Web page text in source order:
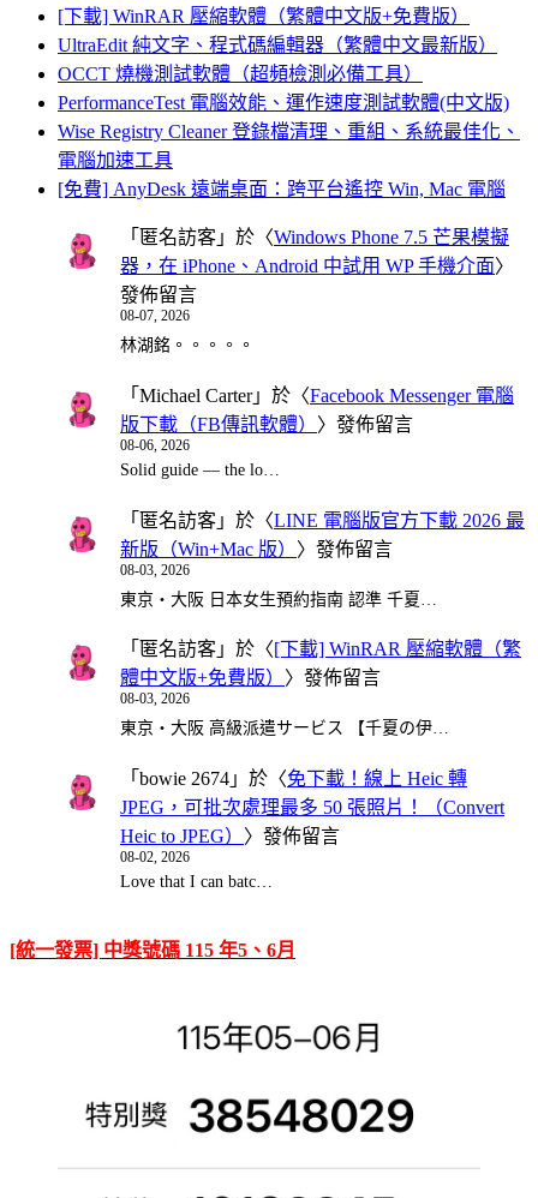
[下載] WinRAR 壓縮軟體（繁體中文版+免費版）
UltraEdit 純文字、程式碼編輯器（繁體中文最新版）
OCCT 燒機測試軟體（超頻檢測必備工具）
PerformanceTest 電腦效能、運作速度測試軟體(中文版)
Wise Registry Cleaner 登錄檔清理、重組、系統最佳化、
電腦加速工具
[免費] AnyDesk 遠端桌面：跨平台遙控 Win, Mac 電腦
「 匿名訪客 」於〈Windows Phone 7.5 芒果模擬
器，在 iPhone、Android 中試用 WP 手機介面〉
發佈留言
08-07, 2026
林湖銘。。。。。
「 Michael Carter」於〈Facebook Messenger 電腦
版下載（FB傳訊軟體） 〉發佈留言
08-06, 2026
Solid guide — the lo…
「 匿名訪客 」於〈LINE 電腦版官方下載 2026 最
新版（Win+Mac 版） 〉發佈留言
08-03, 2026
東京・大阪 日本女生預約指南 認準 千夏…
「 匿名訪客 」於〈[下載] WinRAR 壓縮軟體（繁
體中文版+免費版） 〉發佈留言
08-03, 2026
東京・大阪 高級派遣サービス 【千夏の伊…
「 bowie 2674 」於〈免下載！線上 Heic 轉
JPEG，可批次處理最多 50 張照片！（Convert
Heic to JPEG） 〉發佈留言
08-02, 2026
Love that I can batc…
[統一發票] 中獎號碼 115 年5、6月